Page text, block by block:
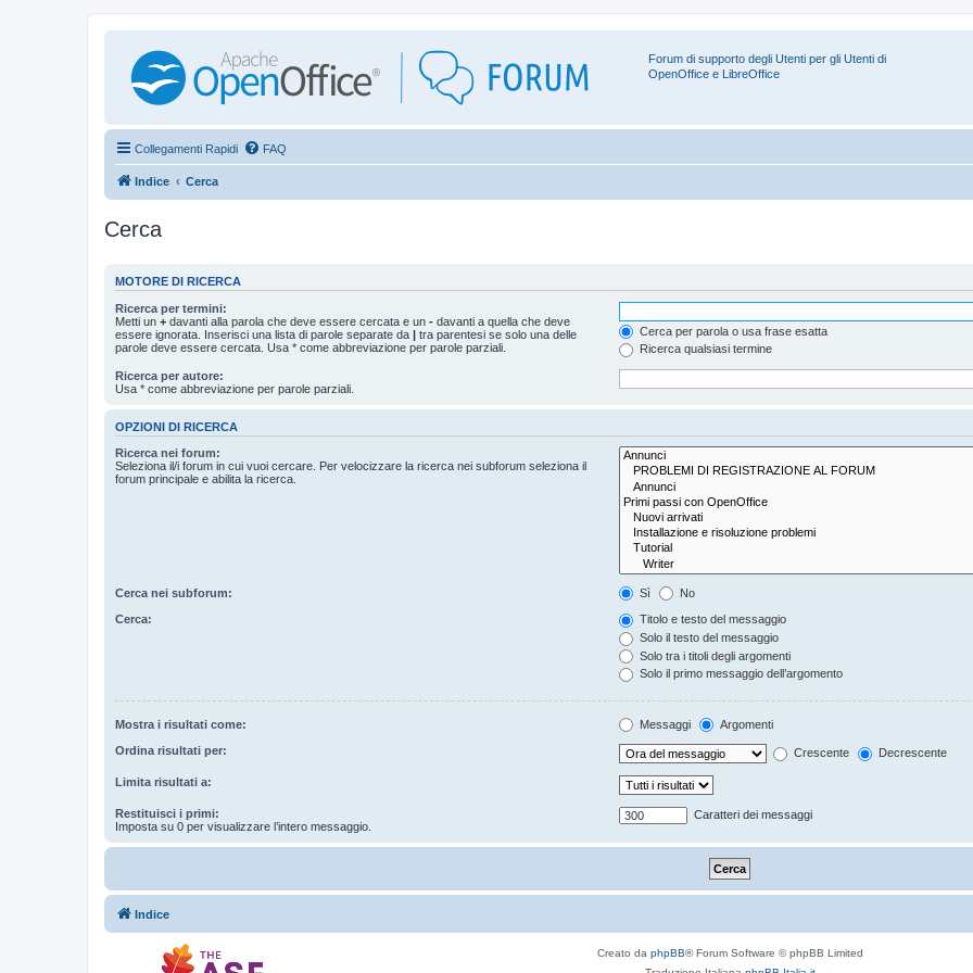
Forum di supporto degli Utenti per gli Utenti di
OpenOffice e LibreOffice
Collegamenti Rapidi FAQ
Indice Cerca
Cerca
MOTORE DI RICERCA
Ricerca per termini:
Metti un + davanti alla parola che deve essere cercata e un - davanti a quella che deve
essere ignorata. Inserisci una lista di parole separate da | tra parentesi se solo una delle
parole deve essere cercata. Usa * come abbreviazione per parole parziali.
Cerca per parola o usa frase esatta
Ricerca qualsiasi termine
Ricerca per autore:
Usa * come abbreviazione per parole parziali.
OPZIONI DI RICERCA
Ricerca nei forum:
Seleziona il/i forum in cui vuoi cercare. Per velocizzare la ricerca nei subforum seleziona il
forum principale e abilita la ricerca.
Cerca nei subforum: Sì No
Cerca:
Titolo e testo del messaggio
Solo il testo del messaggio
Solo tra i titoli degli argomenti
Solo il primo messaggio dell’argomento
Mostra i risultati come: Messaggi Argomenti
Ordina risultati per: Crescente Decrescente
Limita risultati a:
Restituisci i primi:
Imposta su 0 per visualizzare l’intero messaggio.
Caratteri dei messaggi
Indice
Creato da phpBB® Forum Software © phpBB Limited